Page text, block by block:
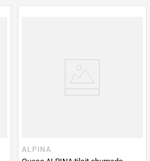
ALPINA